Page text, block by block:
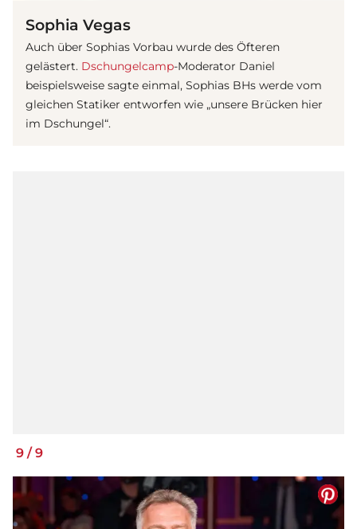
Sophia Vegas
Auch über Sophias Vorbau wurde des Öfteren
gelästert. Dschungelcamp-Moderator Daniel
beispielsweise sagte einmal, Sophias BHs werde vom
gleichen Statiker entworfen wie „unsere Brücken hier
im Dschungel“.
9 /9